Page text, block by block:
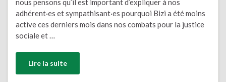
adhérent·es et sympathisant·es pourquoi Bizi a été moins
active ces derniers mois dans nos combats pour la justice
sociale et …
Lire la suite